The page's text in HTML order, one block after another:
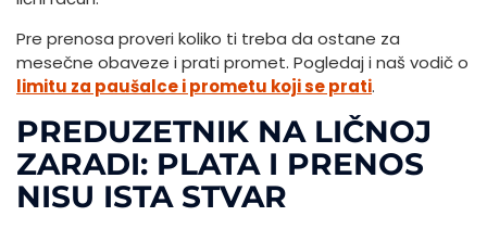
Pre prenosa proveri koliko ti treba da ostane za
mesečne obaveze i prati promet. Pogledaj i naš vodič o
limitu za paušalce i prometu koji se prati.
PREDUZETNIK NA LIČNOJ
ZARADI: PLATA I PRENOS
NISU ISTA STVAR